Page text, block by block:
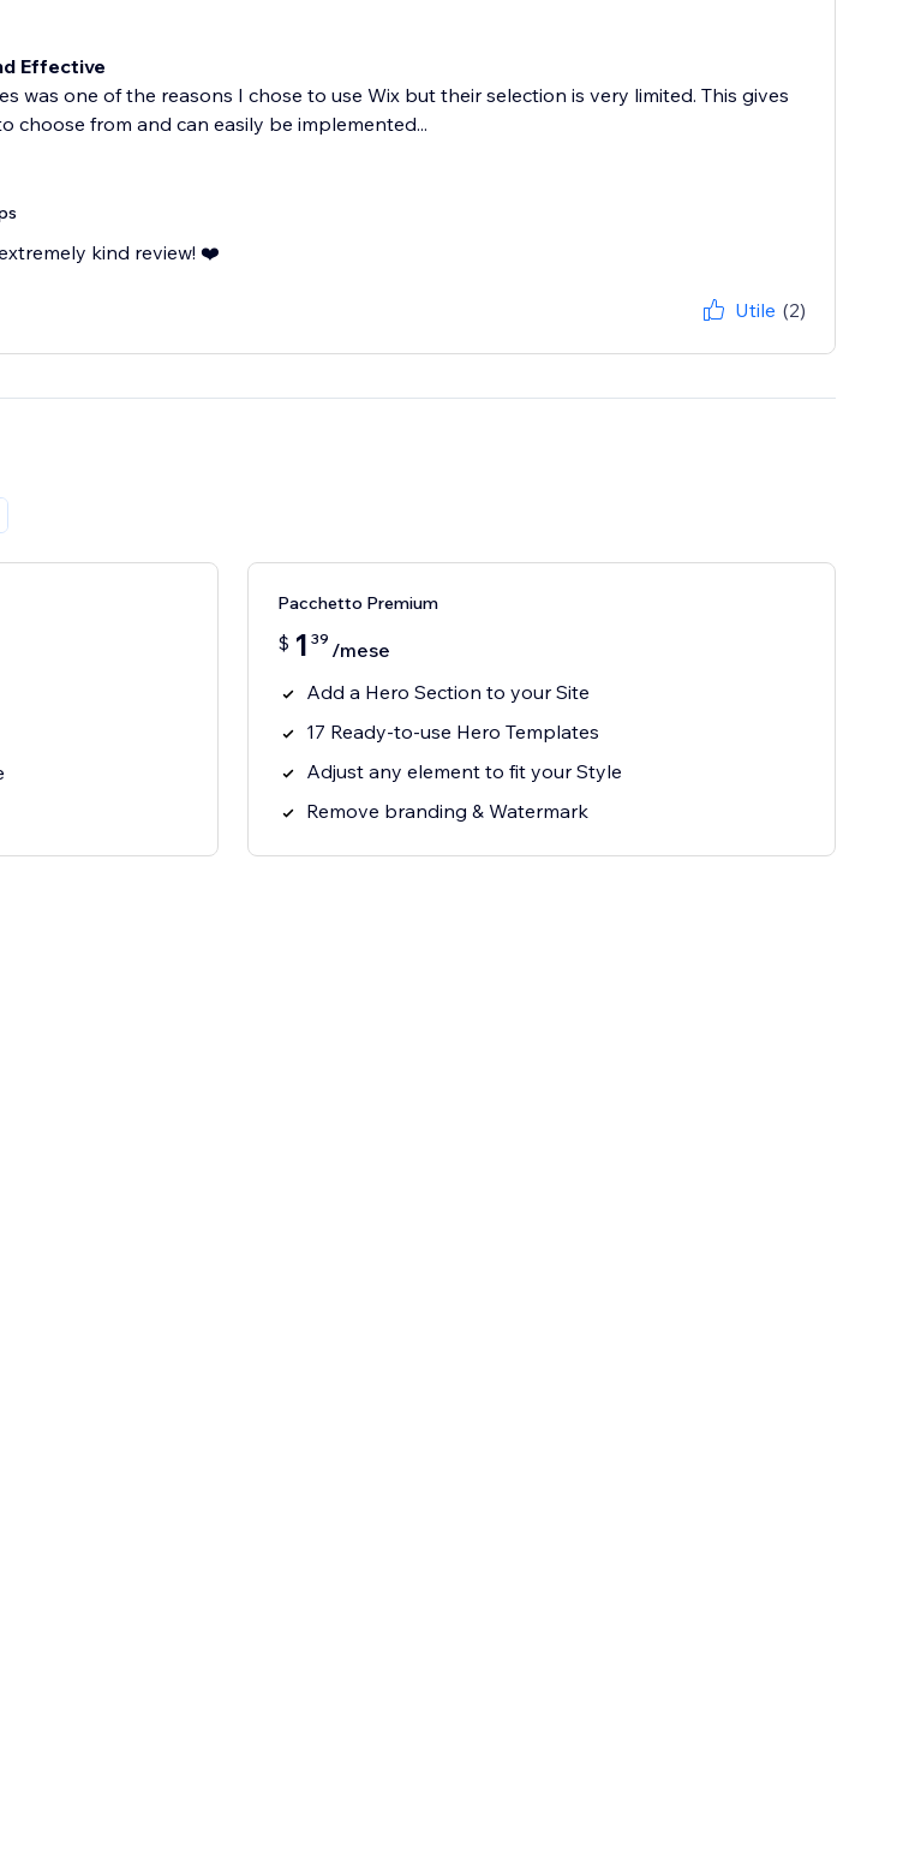
Effective
was one of the reasons I chose to use Wix but their selection is very limited. This gives
choose from and can easily be implemented...
kind review! ❤️
Utile (2)
Pacchetto Premium
$ 1 39 /mese
Add a Hero Section to your Site
17 Ready-to-use Hero Templates
Adjust any element to fit your Style
Remove branding & Watermark